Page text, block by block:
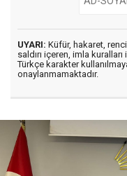
UYARI: Küfür, hakaret,
saldırı içeren, imla kuralları
Türkçe karakter
onaylanmamaktadır.